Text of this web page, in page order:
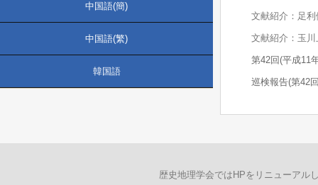
文献紹介：足
文献紹介：玉
第42回(平成11
巡検報告(第42
中国語(簡)
中国語(繁)
韓国語
歴史地理学会ではHPをリニューアル